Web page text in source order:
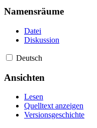
Namensräume
Datei
Diskussion
Deutsch
Ansichten
Lesen
Quelltext anzeigen
Versionsgeschichte